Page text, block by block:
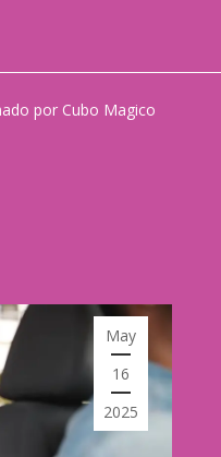
por Cubo Magico
May
16
2025